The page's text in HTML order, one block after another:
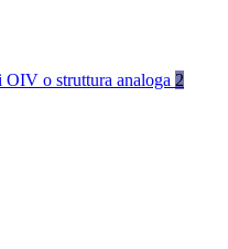
OIV o struttura analoga 2